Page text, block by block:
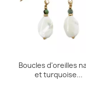
Boucles d'oreilles
et turquoise...